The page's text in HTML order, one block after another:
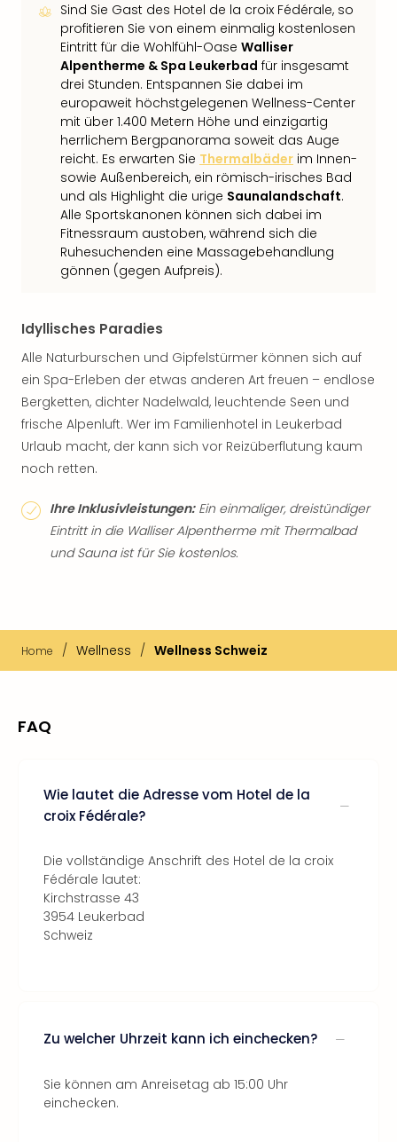
Sind Sie Gast des Hotel de la croix Fédérale, so
profitieren Sie von einem einmalig kostenlosen
Eintritt für die Wohlfühl-Oase Walliser
Alpentherme & Spa Leukerbad für insgesamt
drei Stunden. Entspannen Sie dabei im
europaweit höchstgelegenen Wellness-Center
mit über 1.400 Metern Höhe und einzigartig
herrlichem Bergpanorama soweit das Auge
reicht. Es erwarten Sie Thermalbäder im Innen-
sowie Außenbereich, ein römisch-irisches Bad
und als Highlight die urige Saunalandschaft.
Alle Sportskanonen können sich dabei im
Fitnessraum austoben, während sich die
Ruhesuchenden eine Massagebehandlung
gönnen (gegen Aufpreis).
Idyllisches Paradies
Alle Naturburschen und Gipfelstürmer können sich auf
ein Spa-Erleben der etwas anderen Art freuen – endlose
Bergketten, dichter Nadelwald, leuchtende Seen und
frische Alpenluft. Wer im Familienhotel in Leukerbad
Urlaub macht, der kann sich vor Reizüberflutung kaum
noch retten.
Ihre Inklusivleistungen:Ein einmaliger, dreistündiger
Eintritt in die Walliser Alpentherme mit Thermalbad
und Sauna ist für Sie kostenlos.
Home / Wellness / Wellness Schweiz
FAQ
Wie lautet die Adresse vom Hotel de la
croix Fédérale?
Die vollständige Anschrift des Hotel de la croix
Fédérale lautet:
Kirchstrasse 43
3954 Leukerbad
Schweiz
Zu welcher Uhrzeit kann ich einchecken?
Sie können am Anreisetag ab 15:00 Uhr
einchecken.